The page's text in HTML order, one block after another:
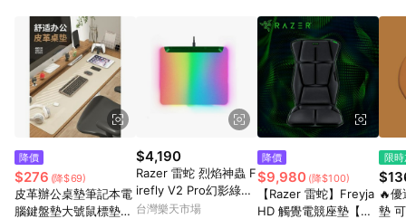
降價
$276 (降$69)
皮革辦公桌墊筆記本電
腦鍵盤墊大號鼠標墊書
$4,190
Razer 雷蛇 烈焰神蟲 F
irefly V2 Pro幻影綠鼠
墊Phantom Green Edi
台灣樂天市場
降價
$9,980 (降$100)
【Razer 雷蛇】Freyja
HD 觸覺電競座墊【三
限
🔥
墊 可愛鼠標墊 護腕手